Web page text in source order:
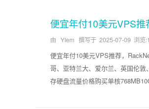
便宜年付10美元VPS
由 YIem 撰写于 2025-07-09 浏览
便宜年付10美元VPS推荐，
哥、亚特兰大、爱尔兰、英国伦
存硬盘流量价格购买单核